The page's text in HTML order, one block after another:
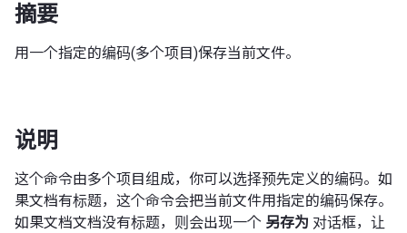
摘要
用一个指定的编码(多个项目)保存当前文件。
说明
这个命令由多个项目组成，你可以选择预先定义的编码。如
果文档有标题，这个命令会把当前文件用指定的编码保存。
如果文档文档没有标题，则会出现一个 另存为 对话框，让